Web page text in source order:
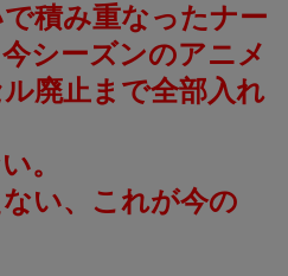
積み重なったナー
シーズンのアニメ
廃止まで全部入れ
。
い、これが今の